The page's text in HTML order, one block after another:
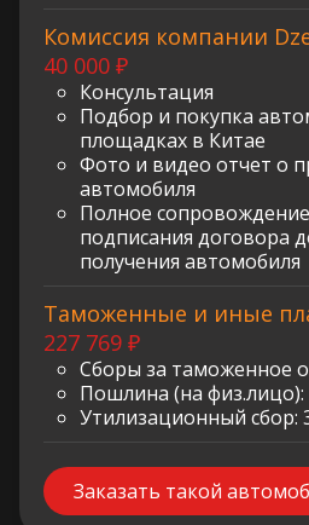
Комиссия компании
40 000 ₽
Консультация
Подбор и покупка
площадках в Китае
Фото и видео отчет о
автомобиля
Полное
подписания договора
получения автомобиля
Таможенные и иные
227 769 ₽
Сборы за таможенное
Пошлина (на физ.лицо):
Утилизационный сбор:
Заказать такой